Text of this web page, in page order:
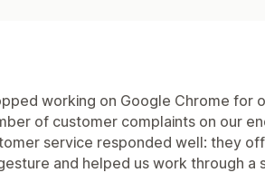
working on Google Chrome for
of customer complaints on our
service responded well: they
and helped us work through a